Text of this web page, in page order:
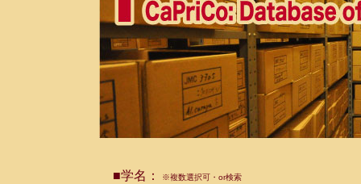
■学名： ※複数選択可・or検索